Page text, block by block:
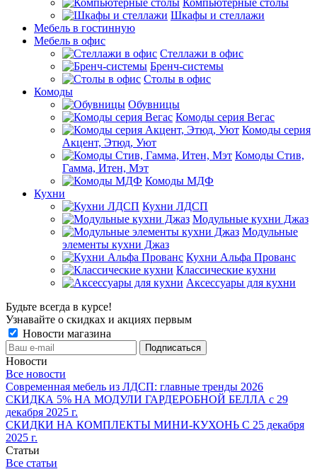
Компьютерные столы
Шкафы и стеллажи
Мебель в гостинную
Мебель в офис
Стеллажи в офис
Бренч-системы
Столы в офис
Комоды
Обувницы
Комоды серия Вегас
Комоды серия
Акцент, Этюд, Уют
Комоды Стив,
Гамма, Итен, Мэт
Комоды МДФ
Кухни
Кухни ЛДСП
Модульные кухни Джаз
Модульные
элементы кухни Джаз
Кухни Альфа Прованс
Классические кухни
Аксессуары для кухни
Будьте всегда в курсе!
Узнавайте о скидках и акциях первым
Новости магазина
Новости
Все новости
Современная мебель из ЛДСП: главные тренды 2026
СКИДКА 5% НА МОДУЛИ ГАРДЕРОБНОЙ БЕЛЛА с 29
декабря 2025 г.
СКИДКИ НА КОМПЛЕКТЫ МИНИ-КУХОНЬ С 25 декабря
2025 г.
Статьи
Все статьи